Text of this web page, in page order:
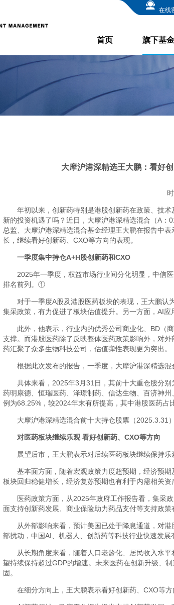
在线
首页 旗下基金
大摩沪港深精选王大鹏：看好
年初以来，创新药特别是港股创新药在政策、技
新的投资机遇了吗？近日，大摩沪港深精选混合（A
总监、大摩沪港深精选混合基金经理王大鹏在报告中
长，继续看好创新药、CXO等方向的表现。
一季度集中持仓A+H股创新药和CXO
2025年一季度，权益市场行业间分化明显，中信
排名前列。①
对于一季度A股及港股医药板块的表现，王大鹏
集采政策，有力促进了板块估值提升。另一方面，AI应
此外，他表示，行业内的优秀公司商业化、BD（
支撑。而港股医药除了反映整体医药政策影响外，对
药汇聚了众多生物科技公司，估值弹性表现更为突出。
根据此次发布的报告，一季度，大摩沪港深精选
具体来看，2025年3月31日，其前十大重仓股分别
药明康德、恒瑞医药、泽璟制药、信达生物、百济神
例为68.25%，较2024年末有所提高，其中港股医药
大摩沪港深精选混合前十大持仓股票（2025.3.31
对医药板块继续乐观 看好创新药、CXO等方向
展望后市，王大鹏表示对后续医药板块继续保持乐
基本面方面，随着宏观政策力度超预期，经济预
板块回归稳健增长，经济复苏预期也有利于内需相关资
医药政策方面，从2025年政府工作报告看，集采
面支持创新药发展、商业保险助力药品支付等支持政策
从外部影响来看，预计美国已处于降息通道，对
部扰动，中国AI、机器人、创新药等科技行业快速发展
从长期角度来看，随着人口老龄化、居民收入水
望持续保持超过GDP的增速。未来医药在创新升级、
固。
在细分方向上，王大鹏表示看好创新药、CXO等方